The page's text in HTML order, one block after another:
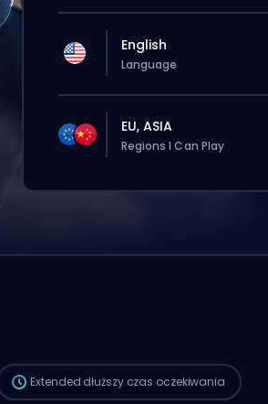
English
Language
EU, ASIA
Regions I Can Play
Extended dłuższy czas oczekiwania